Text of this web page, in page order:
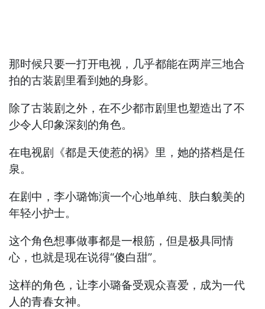
那时候只要一打开电视，几乎都能在两岸三地合
拍的古装剧里看到她的身影。
除了古装剧之外，在不少都市剧里也塑造出了不
少令人印象深刻的角色。
在电视剧《都是天使惹的祸》里，她的搭档是任
泉。
在剧中，李小璐饰演一个心地单纯、肤白貌美的
年轻小护士。
这个角色想事做事都是一根筋，但是极具同情
心，也就是现在说得“傻白甜”。
这样的角色，让李小璐备受观众喜爱，成为一代
人的青春女神。